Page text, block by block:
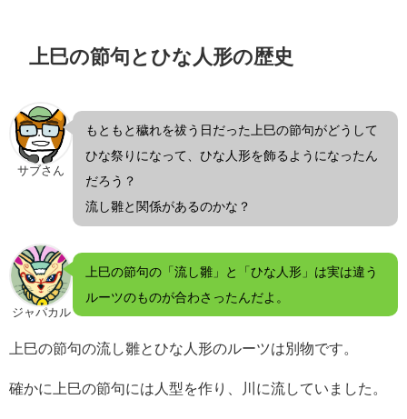
上巳の節句とひな人形の歴史
サブさん
もともと穢れを祓う日だった上巳の節句がどうして
ひな祭りになって、ひな人形を飾るようになったん
だろう？
流し雛と関係があるのかな？
ジャパカル
上巳の節句の「流し雛」と「ひな人形」は実は違う
ルーツのものが合わさったんだよ。
上巳の節句の流し雛とひな人形のルーツは別物です。
確かに上巳の節句には人型を作り、川に流していました。